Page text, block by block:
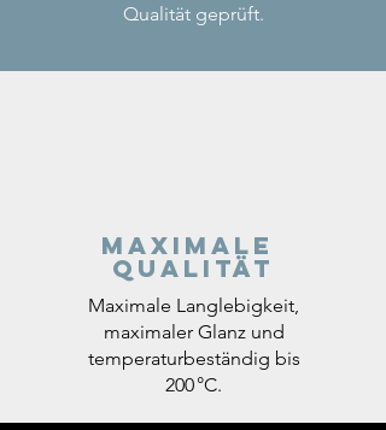
Qualität geprüft.
Maximale
Qualität
Maximale Langlebigkeit,
maximaler Glanz und
temperaturbeständig bis
200 °C.